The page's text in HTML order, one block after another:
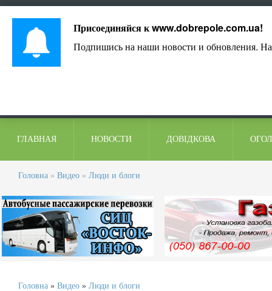
ГЛАВНАЯ НОВОСТИ ДОВІДКОВА
Головна » Видео » Люди и блоги
Головна » Видео » Люди и блоги
Присоединяйся кwww.dobrepole.com.ua!
Подпишись на наши новости и обновления.